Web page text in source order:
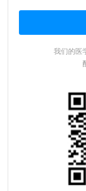
我们的医